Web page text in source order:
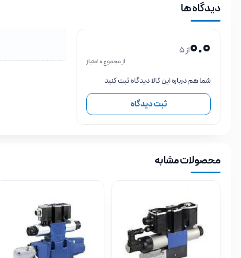
دیدگاه ها
0.0از 5
از مجموع 0 امتیاز
شما هم درباره این کالا دیدگاه ثبت کنید
ثبت دیدگاه
محصولات مشابه